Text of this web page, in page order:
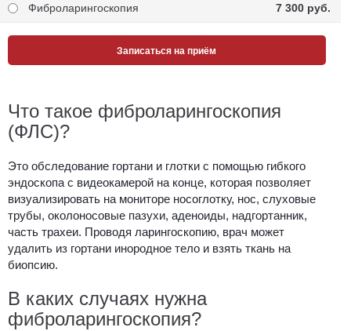
Фиброларингоскопия 7 300 pуб.
Записаться на приём
Что такое фиброларингоскопия
(ФЛС)?
Это обследование гортани и глотки с помощью гибкого
эндоскопа с видеокамерой на конце, которая позволяет
визуализировать на мониторе носоглотку, нос, слуховые
трубы, околоносовые пазухи, аденоиды, надгортанник,
часть трахеи. Проводя ларингоскопию, врач может
удалить из гортани инородное тело и взять ткань на
биопсию.
В каких случаях нужна
фиброларингоскопия?